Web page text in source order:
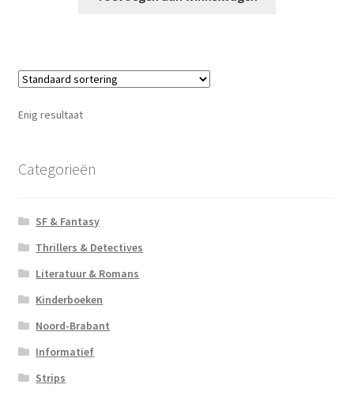
Enig resultaat
Categorieën
SF & Fantasy
Thrillers & Detectives
Literatuur & Romans
Kinderboeken
Noord-Brabant
Informatief
Strips